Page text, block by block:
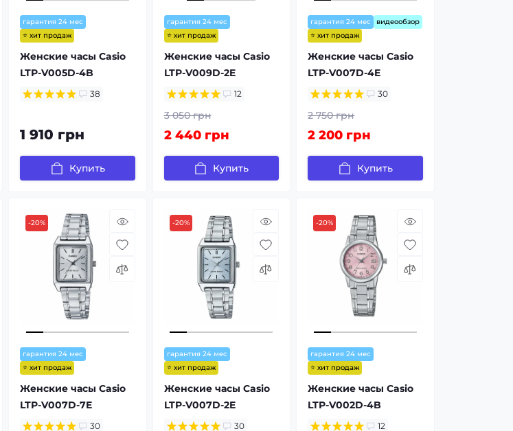
гарантия 24 мес
⭐ хит продаж
Женские часы Casio
LTP-V005D-4B
38
1 910 грн
Купить
гарантия 24 мес
⭐ хит продаж
Женские часы Casio
LTP-V009D-2E
12
3 050 грн
2 440 грн
Купить
гарантия 24 мес
видеообзор
⭐ хит продаж
Женские часы Casio
LTP-V007D-4E
30
2 750 грн
2 200 грн
Купить
-20%
гарантия 24 мес
⭐ хит продаж
Женские часы Casio
LTP-V007D-7E
30
-20%
гарантия 24 мес
⭐ хит продаж
Женские часы Casio
LTP-V007D-2E
30
-20%
гарантия 24 мес
⭐ хит продаж
Женские часы Casio
LTP-V002D-4B
12